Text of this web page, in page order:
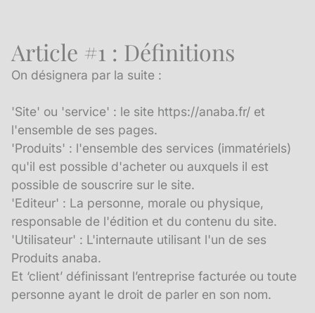
Article #1 : Définitions
On désignera par la suite :
'Site' ou 'service' : le site https://anaba.fr/ et
l'ensemble de ses pages.
'Produits' : l'ensemble des services (immatériels)
qu'il est possible d'acheter ou auxquels il est
possible de souscrire sur le site.
'Editeur' : La personne, morale ou physique,
responsable de l'édition et du contenu du site.
'Utilisateur' : L'internaute utilisant l'un de ses
Produits anaba.
Et ‘client’ définissant l’entreprise facturée ou toute
personne ayant le droit de parler en son nom.